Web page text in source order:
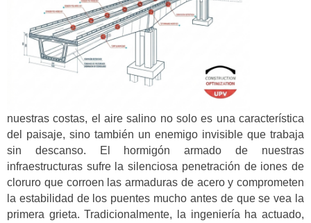
nuestras costas, el aire salino no solo es una característica
del paisaje, sino también un enemigo invisible que trabaja
sin descanso. El hormigón armado de nuestras
infraestructuras sufre la silenciosa penetración de iones de
cloruro que corroen las armaduras de acero y comprometen
la estabilidad de los puentes mucho antes de que se vea la
primera grieta. Tradicionalmente, la ingeniería ha actuado,